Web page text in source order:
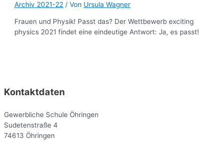
Archiv 2021-22 / Von Ursula Wagner
Frauen und Physik! Passt das? Der Wettbewerb exciting
physics 2021 findet eine eindeutige Antwort: Ja, es passt!
Kontaktdaten
Gewerbliche Schule Öhringen
Sudetenstraße 4
74613 Öhringen